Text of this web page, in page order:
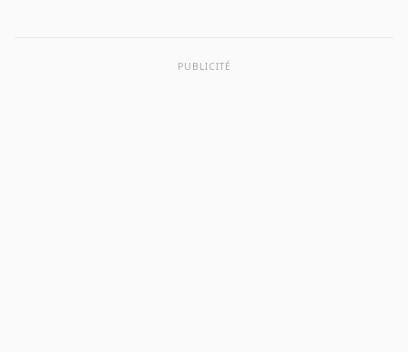
PUBLICITÉ